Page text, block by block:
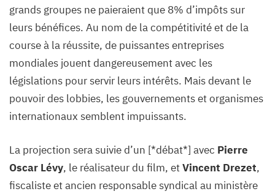
grands groupes ne paieraient que 8% d’impôts sur
leurs bénéfices. Au nom de la compétitivité et de la
course à la réussite, de puissantes entreprises
mondiales jouent dangereusement avec les
législations pour servir leurs intérêts. Mais devant le
pouvoir des lobbies, les gouvernements et organismes
internationaux semblent impuissants.
La projection sera suivie d’un [*débat*] avec Pierre
Oscar Lévy, le réalisateur du film, etVincent Drezet,
fiscaliste et ancien responsable syndical au ministère